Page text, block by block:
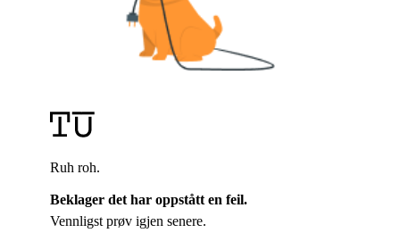
Ruh roh.
Beklager det har oppstått en feil.
Vennligst prøv igjen senere.